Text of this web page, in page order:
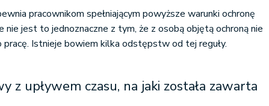
pracownikom spełniającym powyższe warunki ochronę
nie jest to jednoznaczne z tym, że z osobą objętą ochroną nie
pracę. Istnieje bowiem kilka odstępstw od tej reguły.
z upływem czasu, na jaki została zawarta